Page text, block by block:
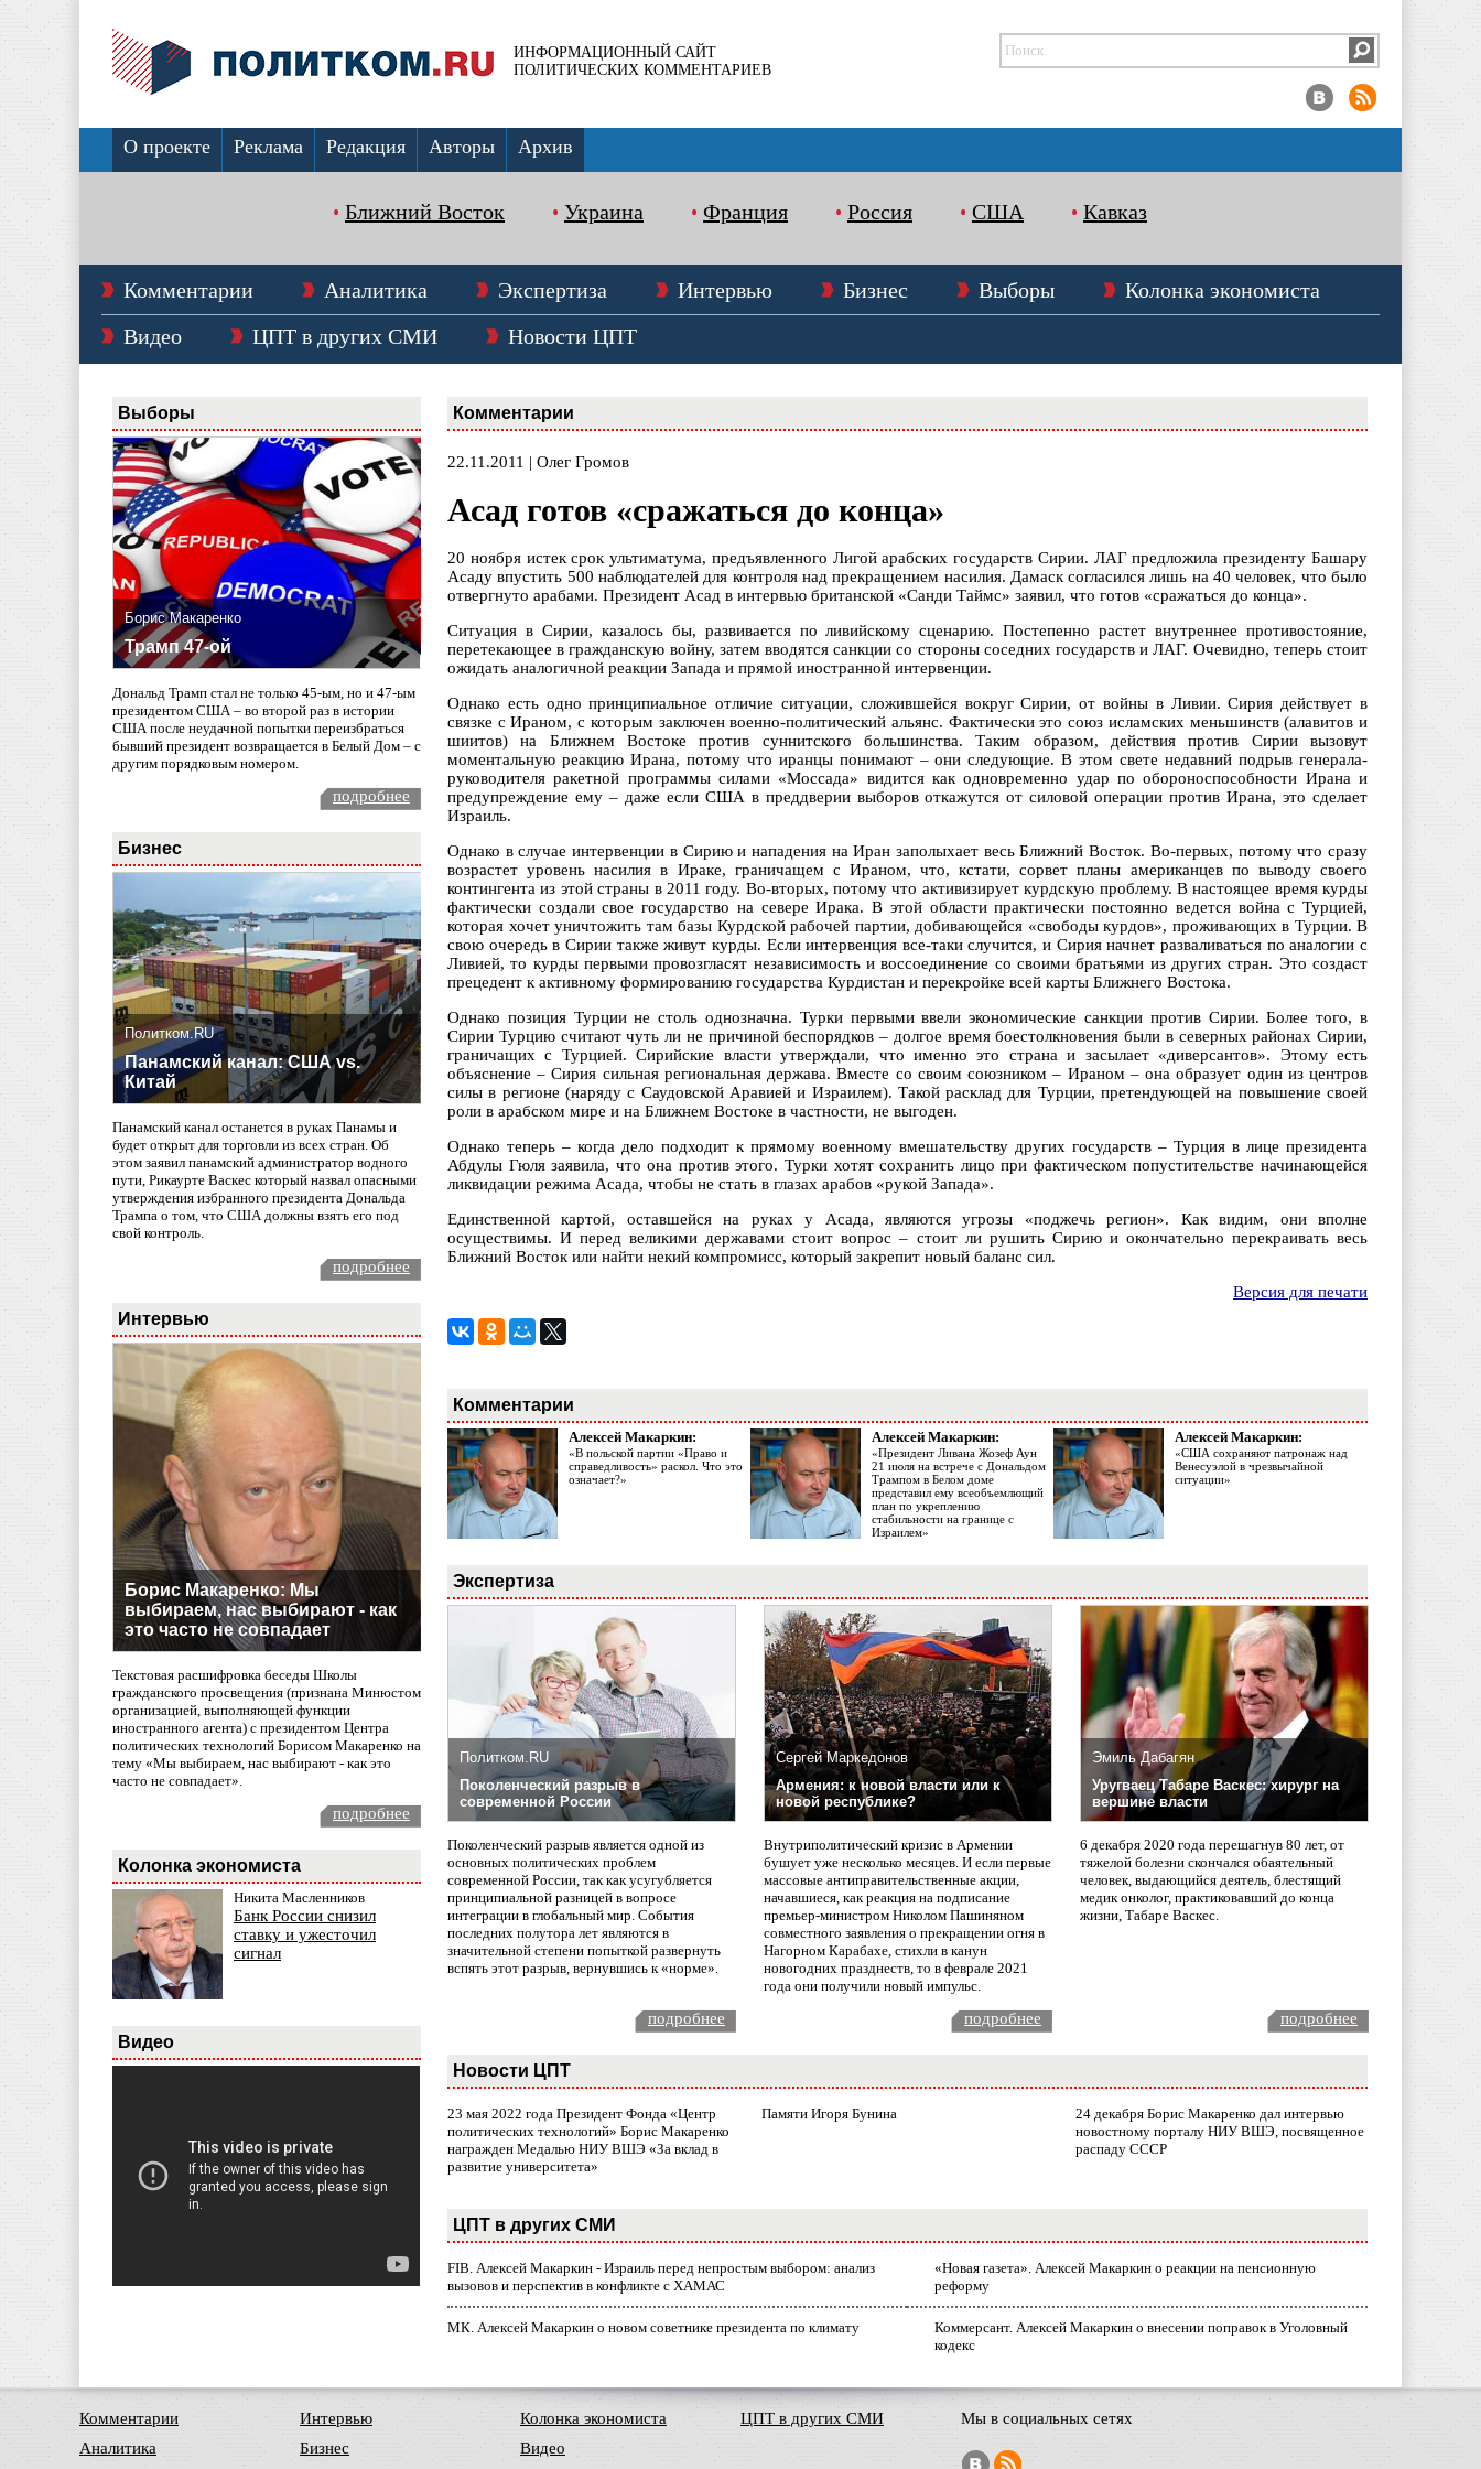
ИНФОРМАЦИОННЫЙ САЙТ
ПОЛИТИЧЕСКИХ КОММЕНТАРИЕВ
О проекте Реклама Редакция Авторы Архив
Ближний Восток Украина Франция Россия США Кавказ
Комментарии Аналитика Экспертиза Интервью Бизнес Выборы
Колонка экономиста
Видео
ЦПТ в других СМИ Новости ЦПТ
Выборы
Борис Макаренко
Трамп 47-ой
Дональд Трамп стал не только 45-ым, но и 47-ым
президентом США – во второй раз в истории
США после неудачной попытки переизбраться
бывший президент возвращается в Белый Дом – с
другим порядковым номером.
подробнее
Бизнес
Политком.RU
Панамский канал: США vs.
Китай
Панамский канал останется в руках Панамы и
будет открыт для торговли из всех стран. Об
этом заявил панамский администратор водного
пути, Рикаурте Васкес который назвал опасными
утверждения избранного президента Дональда
Трампа о том, что США должны взять его под
свой контроль.
подробнее
Интервью
Борис Макаренко: Мы
выбираем, нас выбирают - как
это часто не совпадает
Текстовая расшифровка беседы Школы
гражданского просвещения (признана Минюстом
организацией, выполняющей функции
иностранного агента) с президентом Центра
политических технологий Борисом Макаренко на
тему «Мы выбираем, нас выбирают - как это
часто не совпадает».
подробнее
Колонка экономиста
Никита Масленников
Банк России снизил
ставку и ужесточил
сигнал
Видео
Комментарии
22.11.2011 | Олег Громов
Асад готов «сражаться до конца»
20 ноября истек срок ультиматума, предъявленного Лигой арабских государств Сирии. ЛАГ предложила президенту Башару
Асаду впустить 500 наблюдателей для контроля над прекращением насилия. Дамаск согласился лишь на 40 человек, что было
отвергнуто арабами. Президент Асад в интервью британской «Санди Таймс» заявил, что готов «сражаться до конца».
Ситуация в Сирии, казалось бы, развивается по ливийскому сценарию. Постепенно растет внутреннее противостояние,
перетекающее в гражданскую войну, затем вводятся санкции со стороны соседних государств и ЛАГ. Очевидно, теперь стоит
ожидать аналогичной реакции Запада и прямой иностранной интервенции.
Однако есть одно принципиальное отличие ситуации, сложившейся вокруг Сирии, от войны в Ливии. Сирия действует в
связке с Ираном, с которым заключен военно-политический альянс. Фактически это союз исламских меньшинств (алавитов и
шиитов) на Ближнем Востоке против суннитского большинства. Таким образом, действия против Сирии вызовут
моментальную реакцию Ирана, потому что иранцы понимают – они следующие. В этом свете недавний подрыв генерала-
руководителя ракетной программы силами «Моссада» видится как одновременно удар по обороноспособности Ирана и
предупреждение ему – даже если США в преддверии выборов откажутся от силовой операции против Ирана, это сделает
Израиль.
Однако в случае интервенции в Сирию и нападения на Иран заполыхает весь Ближний Восток. Во-первых, потому что сразу
возрастет уровень насилия в Ираке, граничащем с Ираном, что, кстати, сорвет планы американцев по выводу своего
контингента из этой страны в 2011 году. Во-вторых, потому что активизирует курдскую проблему. В настоящее время курды
фактически создали свое государство на севере Ирака. В этой области практически постоянно ведется война с Турцией,
которая хочет уничтожить там базы Курдской рабочей партии, добивающейся «свободы курдов», проживающих в Турции. В
свою очередь в Сирии также живут курды. Если интервенция все-таки случится, и Сирия начнет разваливаться по аналогии с
Ливией, то курды первыми провозгласят независимость и воссоединение со своими братьями из других стран. Это создаст
прецедент к активному формированию государства Курдистан и перекройке всей карты Ближнего Востока.
Однако позиция Турции не столь однозначна. Турки первыми ввели экономические санкции против Сирии. Более того, в
Сирии Турцию считают чуть ли не причиной беспорядков – долгое время боестолкновения были в северных районах Сирии,
граничащих с Турцией. Сирийские власти утверждали, что именно это страна и засылает «диверсантов». Этому есть
объяснение – Сирия сильная региональная держава. Вместе со своим союзником – Ираном – она образует один из центров
силы в регионе (наряду с Саудовской Аравией и Израилем). Такой расклад для Турции, претендующей на повышение своей
роли в арабском мире и на Ближнем Востоке в частности, не выгоден.
Однако теперь – когда дело подходит к прямому военному вмешательству других государств – Турция в лице президента
Абдулы Гюля заявила, что она против этого. Турки хотят сохранить лицо при фактическом попустительстве начинающейся
ликвидации режима Асада, чтобы не стать в глазах арабов «рукой Запада».
Единственной картой, оставшейся на руках у Асада, являются угрозы «поджечь регион». Как видим, они вполне
осуществимы. И перед великими державами стоит вопрос – стоит ли рушить Сирию и окончательно перекраивать весь
Ближний Восток или найти некий компромисс, который закрепит новый баланс сил.
Версия для печати
Комментарии
Алексей Макаркин:
«В польской партии «Право и
справедливость» раскол. Что это
означает?»
Алексей Макаркин:
«Президент Ливана Жозеф Аун
21 июля на встрече с Дональдом
Трампом в Белом доме
представил ему всеобъемлющий
план по укреплению
стабильности на границе с
Израилем»
Алексей Макаркин:
«США сохраняют патронаж над
Венесуэлой в чрезвычайной
ситуации»
Экспертиза
Политком.RU
Поколенческий разрыв в
современной России
Поколенческий разрыв является одной из
основных политических проблем
современной России, так как усугубляется
принципиальной разницей в вопросе
интеграции в глобальный мир. События
последних полутора лет являются в
значительной степени попыткой развернуть
вспять этот разрыв, вернувшись к «норме».
Сергей Маркедонов
Армения: к новой власти или к
новой республике?
Внутриполитический кризис в Армении
бушует уже несколько месяцев. И если первые
массовые антиправительственные акции,
начавшиеся, как реакция на подписание
премьер-министром Николом Пашиняном
совместного заявления о прекращении огня в
Нагорном Карабахе, стихли в канун
новогодних празднеств, то в феврале 2021
года они получили новый импульс.
Эмиль Дабагян
Уругваец Табаре Васкес: хирург на
вершине власти
6 декабря 2020 года перешагнув 80 лет, от
тяжелой болезни скончался обаятельный
человек, выдающийся деятель, блестящий
медик онколог, практиковавший до конца
жизни, Табаре Васкес.
подробнее подробнее подробнее
Новости ЦПТ
23 мая 2022 года Президент Фонда «Центр
политических технологий» Борис Макаренко
награжден Медалью НИУ ВШЭ «За вклад в
развитие университета»
Памяти Игоря Бунина
24 декабря Борис Макаренко дал интервью
новостному порталу НИУ ВШЭ, посвященное
распаду СССР
ЦПТ в других СМИ
FIB. Алексей Макаркин - Израиль перед непростым выбором: анализ
вызовов и перспектив в конфликте с ХАМАС
«Новая газета». Алексей Макаркин о реакции на пенсионную
реформу
МК. Алексей Макаркин о новом советнике президента по климату
Коммерсант. Алексей Макаркин о внесении поправок в Уголовный
кодекс
Комментарии
Аналитика
Интервью
Бизнес
Колонка экономиста
Видео
ЦПТ в других СМИ Мы в социальных сетях